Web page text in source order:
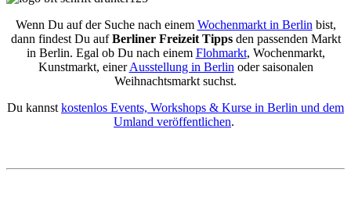
Wenn Du auf der Suche nach einem Wochenmarkt in Berlinbist,
dann findest Du aufBerliner Freizeit Tippsden passenden Markt
in Berlin. Egal ob Du nach einem Flohmarkt, Wochenmarkt,
Kunstmarkt, einerAusstellung in Berlinoder saisonalen
Weihnachtsmarkt suchst.
Du kannstkostenlos Events, Workshops & Kurse in Berlin und dem
Umland veröffentlichen.